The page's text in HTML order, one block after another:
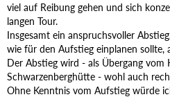
viel auf Reibung gehen und sich
langen Tour.
Insgesamt ein anspruchsvoller
wie für den Aufstieg einplanen sollte,
Der Abstieg wird - als Übergang vom
Schwarzenberghütte - wohl auch
Ohne Kenntnis vom Aufstieg würde